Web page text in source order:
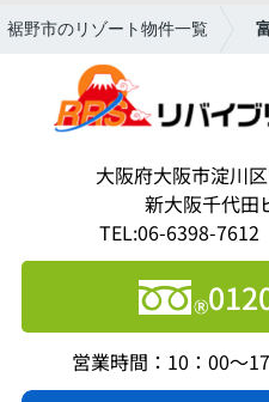
裾野市のリゾート物件一覧
大阪府大阪市淀川
新大阪千代田
TEL:06-6398-
営業時間：10：00～